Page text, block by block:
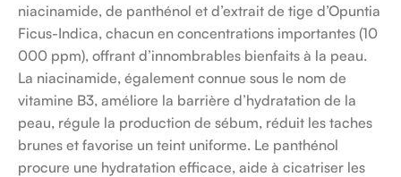
niacinamide, de panthénol et d’extrait de tige d’Opuntia
Ficus-Indica, chacun en concentrations importantes (10
000 ppm), offrant d’innombrables bienfaits à la peau.
La niacinamide, également connue sous le nom de
vitamine B3, améliore la barrière d’hydratation de la
peau, régule la production de sébum, réduit les taches
brunes et favorise un teint uniforme. Le panthénol
procure une hydratation efficace, aide à cicatriser les